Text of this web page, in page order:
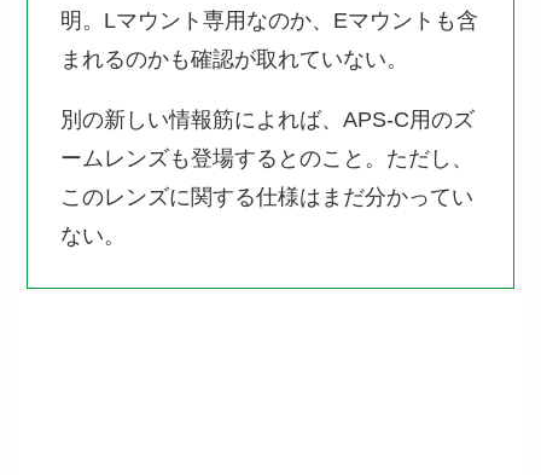
明。Lマウント専用なのか、Eマウントも含
まれるのかも確認が取れていない。
別の新しい情報筋によれば、APS-C用のズ
ームレンズも登場するとのこと。ただし、
このレンズに関する仕様はまだ分かってい
ない。